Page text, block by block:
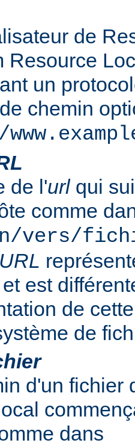
de
Resource
un
chemin
de l'urlqui
comme
vers/
est
de
de
d'un fichier
dans